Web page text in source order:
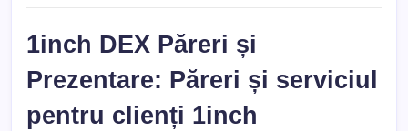
1inch DEX Păreri și
Prezentare: Păreri și serviciul
pentru clienți 1inch